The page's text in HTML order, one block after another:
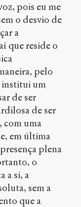
pois eu me
o desvio de
a
que reside o
pelo
institui um
de ser
de ser
com uma
em última
plena
o
a si, a
sem a
que a